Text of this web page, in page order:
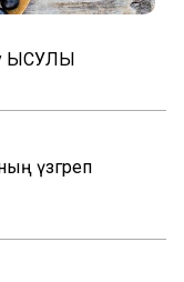
ЫСУЛЫ
үзгәреп